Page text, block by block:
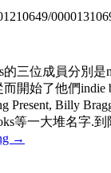
三位成員分別
開始了他們
Billy
等一大堆名
→